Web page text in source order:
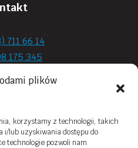
plików
korzystamy z technologii, takich
i/lub uzyskiwania dostępu do
technologie pozwoli nam
711 66 14
175 345
870 590